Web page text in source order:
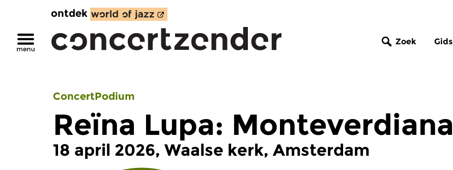
ontdek
Zoek Gids
ConcertPodium
Reïna Lupa: Monteverdiana
18 april 2026, Waalse kerk, Amsterdam